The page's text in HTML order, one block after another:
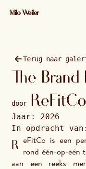
Milo Weiler
01 / 20 · 2026 · 2048×1365
Terug naar
The
door ReFitCo
Jaar: 2026
In opdracht
ReFitCo is een personal coaching merk opgebouwd rond één-op-één
aan een reeks